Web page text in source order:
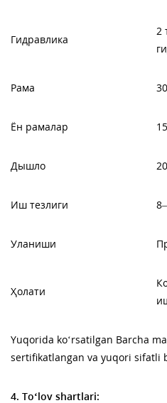
Гидравлика
2
Рама
Ён рамалар
Дышло
Иш тезлиги
Уланиши
Ҳолати
Yuqorida ko‘rsatilgan Barcha
sertifikatlangan va yuqori sifatli
4. To‘lov shartlari: